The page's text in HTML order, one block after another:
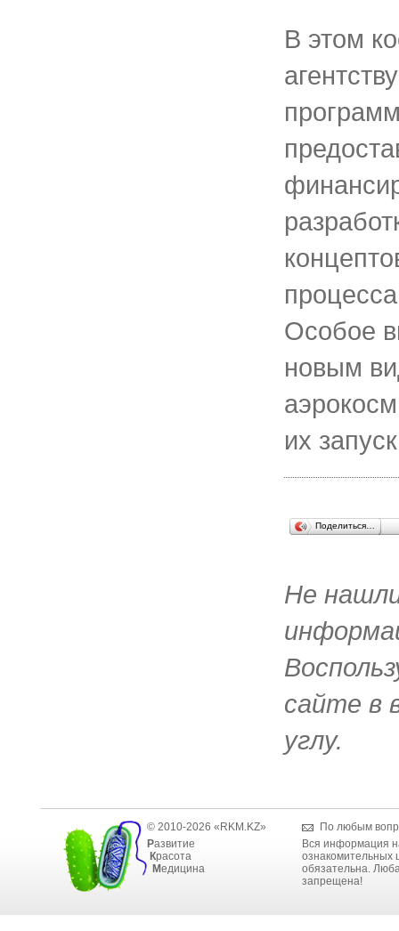
В этом
Особое
новым
их
Поделиться…
Не
сайте в
углу.
© 2010-2026 «RKM.KZ»
Развитие
Красота
Медицина
По любым
Вся информация
ознакомительных
обязательна.
запрещена!